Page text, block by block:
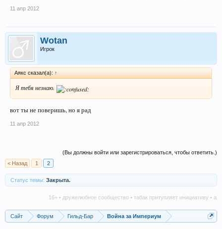
11 апр 2012
Wotan
Игрок
Аякс сказал(а): ↑
Я тебя незнаю.
вот ты не поверишь, но я рад
11 апр 2012
(Вы должны войти или зарегистрироваться, чтобы ответить.)
< Назад
1 2
Статус темы: Закрыта.
16+ • дружелюбное сообщество • табак притупляет инициативу •
Сайт Форум Гильд-Бар Война за Империум